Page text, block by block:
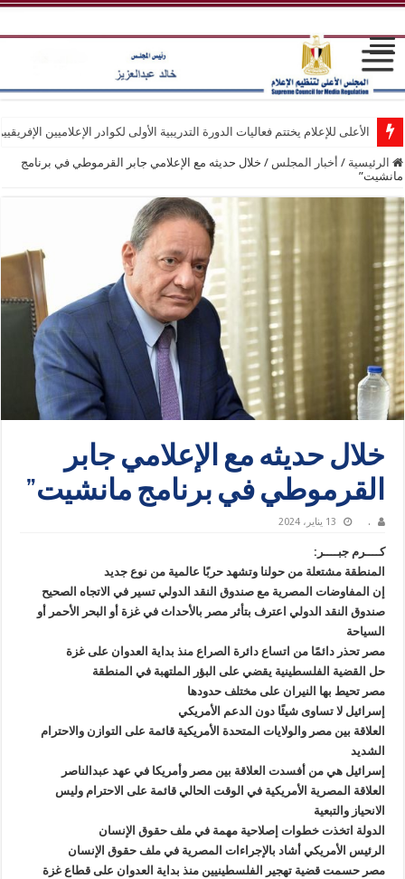
الأعلى للإعلام يختتم فعاليات الدورة التدريبية الأولى لكوادر الإعلاميين
الرئيسية / أخبار المجلس / خلال حديثه مع الإعلامي جابر القرموطي في برنامج
مانشيت”
خلال حديثه مع الإعلامي جابر
القرموطي في برنامج مانشيت”
. 13 يناير، 2024
كــــرم جبــــر:
المنطقة مشتعلة من حولنا وتشهد حربًا عالمية من نوع جديد
إن المفاوضات المصرية مع صندوق النقد الدولي تسير في الاتجاه الصحيح
صندوق النقد الدولي اعترف بتأثر مصر بالأحداث في غزة أو البحر الأحمر أو
السياحة
مصر تحذر دائمًا من اتساع دائرة الصراع منذ بداية العدوان على غزة
حل القضية الفلسطينية يقضي على البؤر الملتهبة في المنطقة
مصر تحيط بها النيران على مختلف حدودها
إسرائيل لا تساوى شيئًا دون الدعم الأمريكي
العلاقة بين مصر والولايات المتحدة الأمريكية قائمة على التوازن والاحترام
الشديد
إسرائيل هي من أفسدت العلاقة بين مصر وأمريكا في عهد عبدالناصر
العلاقة المصرية الأمريكية في الوقت الحالي قائمة على الاحترام وليس
الانحياز والتبعية
الدولة اتخذت خطوات إصلاحية مهمة في ملف حقوق الإنسان
الرئيس الأمريكي أشاد بالإجراءات المصرية في ملف حقوق الإنسان
مصر حسمت قضية تهجير الفلسطينيين منذ بداية العدوان على قطاع غزة